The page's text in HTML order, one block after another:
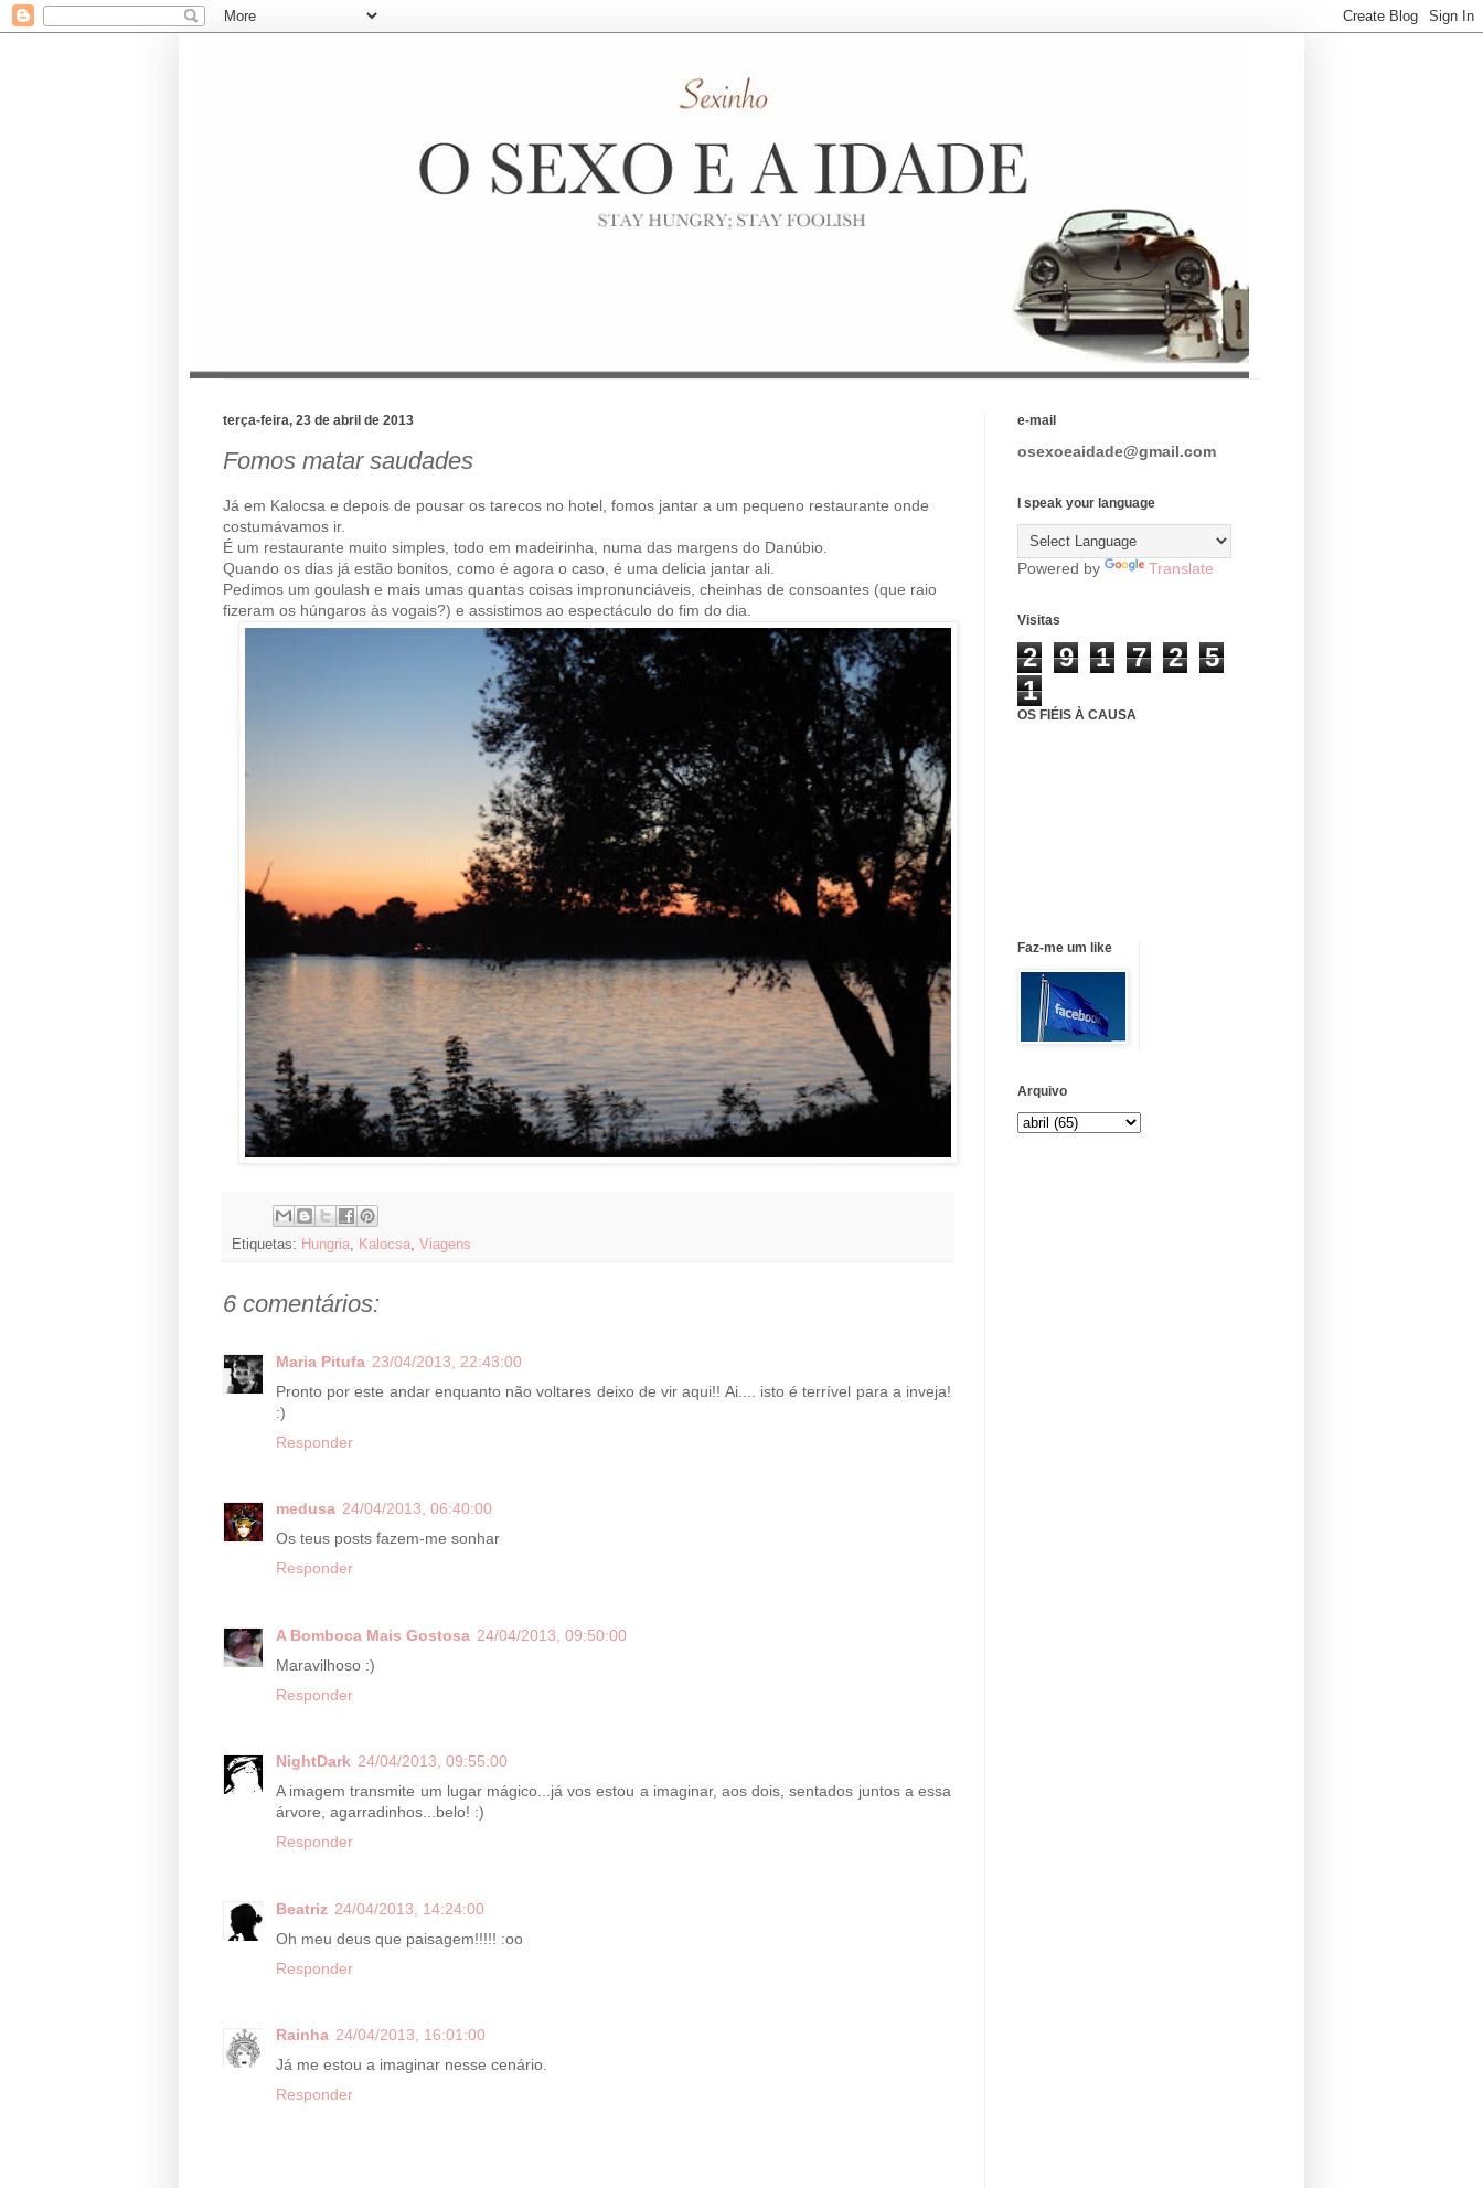
terça-feira, 23 de abril de 2013
Fomos matar saudades
Já em Kalocsa e depois de pousar os tarecos no hotel, fomos jantar a um pequeno restaurante onde
costumávamos ir.
É um restaurante muito simples, todo em madeirinha, numa das margens do Danúbio.
Quando os dias já estão bonitos, como é agora o caso, é uma delicia jantar ali.
Pedimos um goulash e mais umas quantas coisas impronunciáveis, cheinhas de consoantes (que raio
fizeram os húngaros às vogais?) e assistimos ao espectáculo do fim do dia.
Etiquetas: Hungria Kalocsa Viagens
6 comentários:
Maria Pitufa 23/04/2013, 22:43:00
Pronto por este andar enquanto não voltares deixo de vir aqui!! Ai.... isto é terrível para a inveja!
:)
Responder
medusa 24/04/2013, 06:40:00
Os teus posts fazem-me sonhar
Responder
A Bomboca Mais Gostosa 24/04/2013, 09:50:00
Maravilhoso :)
Responder
NightDark 24/04/2013, 09:55:00
A imagem transmite um lugar mágico...já vos estou a imaginar, aos dois, sentados juntos a essa
árvore, agarradinhos...belo! :)
Responder
Beatriz 24/04/2013, 14:24:00
Oh meu deus que paisagem!!!!! :oo
Responder
Rainha 24/04/2013, 16:01:00
Já me estou a imaginar nesse cenário.
Responder
e-mail
osexoeaidade@gmail.com
I speak your language
Powered by Translate
Visitas
2 9 1 7 2
5
1
OS FIÉIS À CAUSA
Faz-me um like
Arquivo